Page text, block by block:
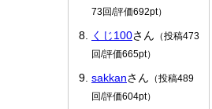
73回/評価692pt）
くじ100さん （投稿473
回/評価665pt）
sakkanさん （投稿489
回/評価604pt）